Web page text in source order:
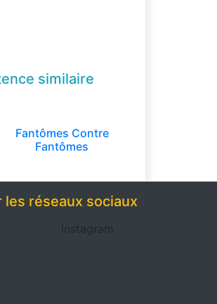
similaire
Fantômes Contre
Fantômes
réseaux sociaux
Instagram